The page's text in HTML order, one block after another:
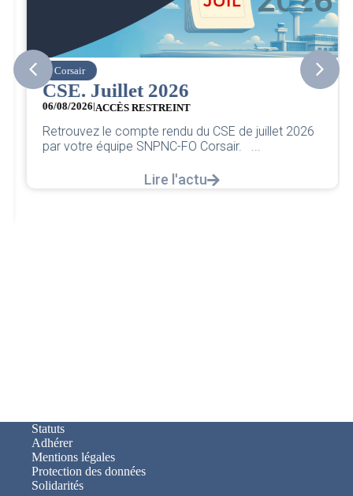
Corsair
CSE. Juillet 2026
06/08/2026|ACCÈS RESTREINT
Retrouvez le compte rendu du CSE de juillet 2026
par votre équipe SNPNC-FO Corsair. ...
Lire l'actu
Statuts
Adhérer
Mentions légales
Protection des données
Solidarités